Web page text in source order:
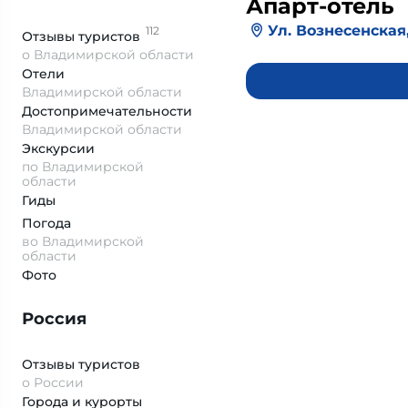
Отзывы туристов 112
о Владимирской области
Отели
Владимирской области
Достопримеча­тельности
Владимирской области
Экскурсии
по Владимирской
области
Гиды
Погода
во Владимирской
области
Фото
Россия
Отзывы туристов
о России
Города и курорты
Апарт-отель
Ул.